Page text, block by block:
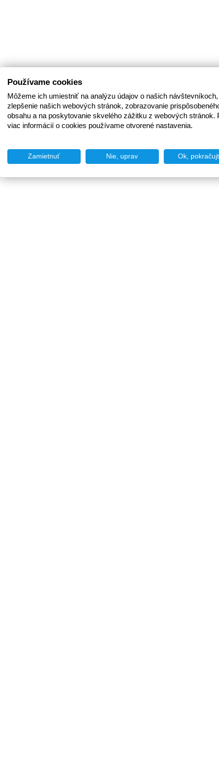
Používame cookies
Môžeme ich umiestniť na analýzu údajov o našich
zlepšenie našich webových stránok, zobrazovanie
obsahu a na poskytovanie skvelého zážitku z webových stránok.
viac informácií o cookies používame otvorené nastavenia.
Zamietnuť Nie, uprav Ok,